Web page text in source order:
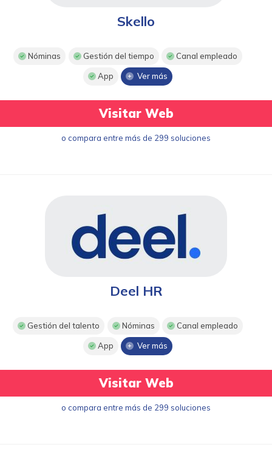
Skello
Nóminas Gestión del tiempo Canal empleado
App Ver más
Visitar Web
o compara entre más de 299 soluciones
Deel HR
Gestión del talento Nóminas Canal empleado
App Ver más
Visitar Web
o compara entre más de 299 soluciones